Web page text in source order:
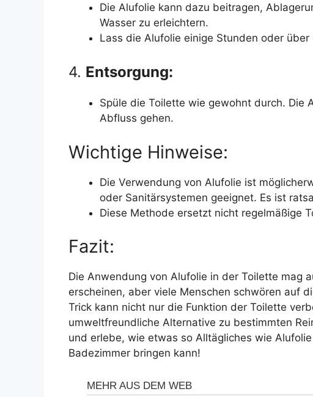
Die Alufolie kann dazu beitragen,
Wasser zu erleichtern.
Lass die Alufolie einige Stunden oder
4. Entsorgung:
Spüle die Toilette wie gewohnt durch. Die
Abfluss gehen.
Wichtige Hinweise:
Die Verwendung von Alufolie ist
oder Sanitärsystemen geeignet. Es ist
Diese Methode ersetzt nicht regelmäßige
Fazit:
Die Anwendung von Alufolie in der Toilette mag
erscheinen, aber viele Menschen schwören auf
Trick kann nicht nur die Funktion der Toilette
umweltfreundliche Alternative zu bestimmten
und erlebe, wie etwas so Alltägliches wie
Badezimmer bringen kann!